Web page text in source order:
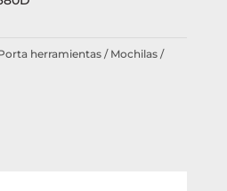
herramientas / Mochilas /